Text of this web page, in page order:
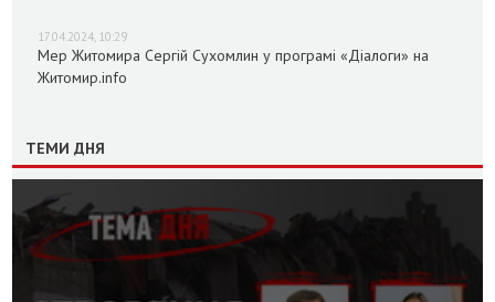
17.04.2024, 10:29
Мер Житомира Сергій Сухомлин у програмі «Діалоги» на
Житомир.info
ТЕМИ ДНЯ